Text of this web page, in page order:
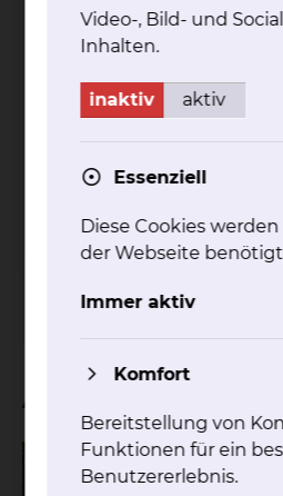
Empfohlener
Amazon Cloud-Speicher
Schutz Ihrer persönlichen
Inhalt erst angezeigt,
Cookie-Einstellungen die
Cookie-Option
Cookie-Einstellungen
Aktuelles
Video-, Bild- und
Inhalten.
inaktiv aktiv
Essenziell
Diese Cookies
der Webseite
Immer aktiv
Komfort
Bereitstellung von
Funktionen für ein
Benutzererlebnis.